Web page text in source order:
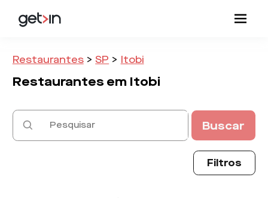
Restaurantes > SP > Itobi
Restaurantes em Itobi
Buscar
Filtros